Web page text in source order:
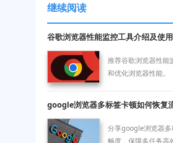
继续阅读
谷歌浏览器性能监控工具介绍及使
推荐谷歌浏览器性能
和优化浏览器性能。
google浏览器多标签卡顿如何恢复
分享google浏览器
畅度，保障多任务高